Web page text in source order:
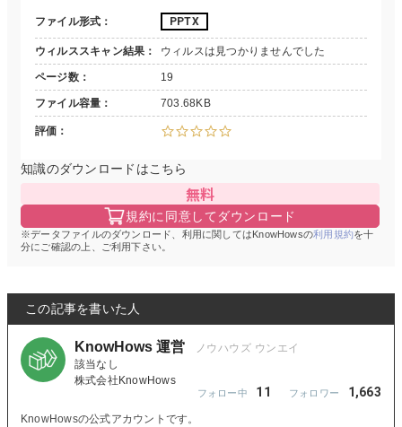
ファイル形式 PPTX
ウィルススキャン結果 ウィルスは見つかりませんでした
ページ数 19
ファイル容量 703.68KB
評価
知識のダウンロードはこちら
無料
規約に同意してダウンロード
データファイルのダウンロード、利用に関してはKnowHowsの利用規約を十
分にご確認の上、ご利用下さい。
この記事を書いた人
KnowHows 運営
該当なし
株式会社KnowHows
11 1,663
KnowHowsの公式アカウントです。